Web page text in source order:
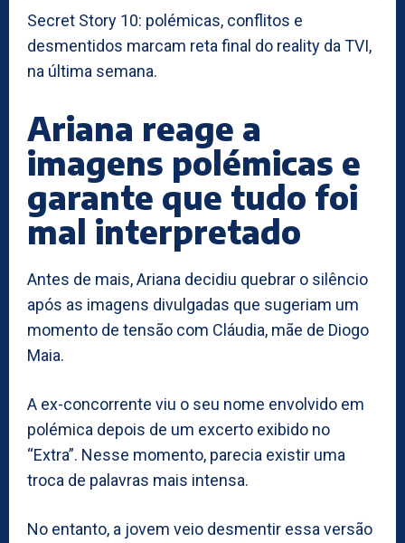
Secret Story 10: polémicas, conflitos e
desmentidos marcam reta final do reality da TVI,
na última semana.
Ariana reage a
imagens polémicas e
garante que tudo foi
mal interpretado
Antes de mais, Ariana decidiu quebrar o silêncio
após as imagens divulgadas que sugeriam um
momento de tensão com Cláudia, mãe de Diogo
Maia.
A ex-concorrente viu o seu nome envolvido em
polémica depois de um excerto exibido no
“Extra”. Nesse momento, parecia existir uma
troca de palavras mais intensa.
No entanto, a jovem veio desmentir essa versão